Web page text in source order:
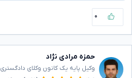
۰
حمزه مرادی نژاد
وکیل پایه یک کانون وکلای دادگستری